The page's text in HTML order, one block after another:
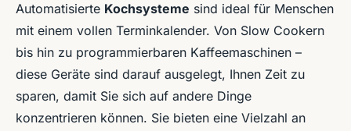
Automatisierte Kochsysteme sind ideal für Menschen
mit einem vollen Terminkalender. Von Slow Cookern
bis hin zu programmierbaren Kaffeemaschinen –
diese Geräte sind darauf ausgelegt, Ihnen Zeit zu
sparen, damit Sie sich auf andere Dinge
konzentrieren können. Sie bieten eine Vielzahl an